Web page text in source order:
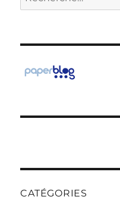
pour :
CATÉGORIES